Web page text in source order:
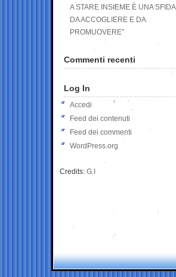
A STARE INSIEME È UNA SFIDA
DA ACCOGLIERE E DA
PROMUOVERE”
Commenti recenti
Log In
Accedi
Feed dei contenuti
Feed dei commenti
WordPress.org
Credits: G.I